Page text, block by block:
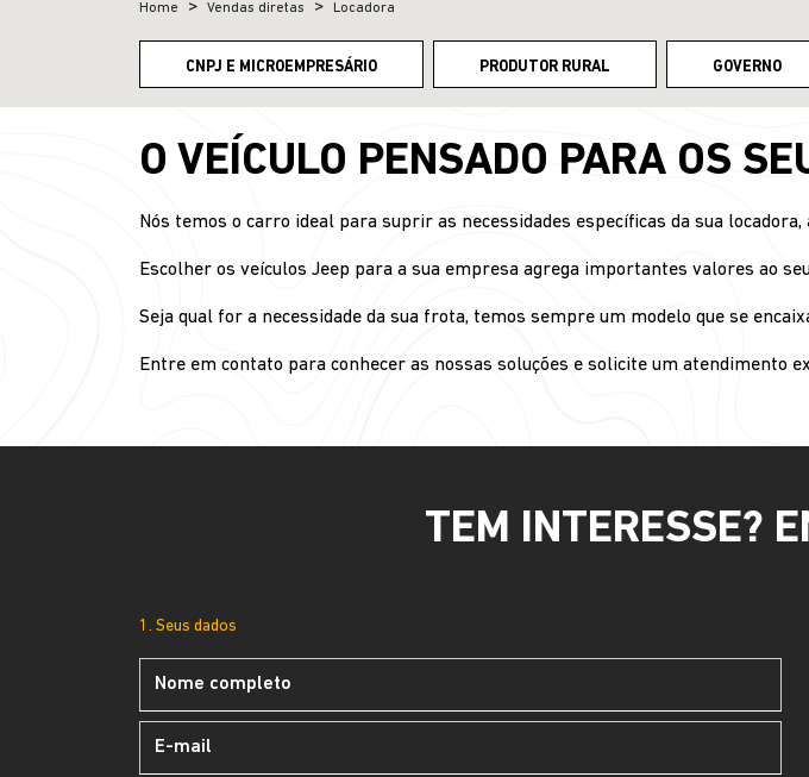
Home Vendas diretas Locadora
CNPJ E MICROEMPRESÁRIO PRODUTOR RURAL GOVERNO
O VEÍCULO PENSADO PARA OS
Nós temos o carro ideal para suprir as necessidades específicas da sua
Escolher os veículos Jeep para a sua empresa agrega importantes valores ao
Seja qual for a necessidade da sua frota, temos sempre um modelo que se
Entre em contato para conhecer as nossas soluções e solicite um atendimento
TEM INTERESSE?
1. Seus dados